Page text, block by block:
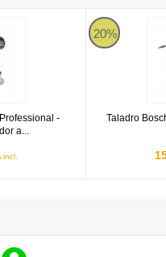
-
a...
incl.
- Taladro
20%
Taladro
Taladro